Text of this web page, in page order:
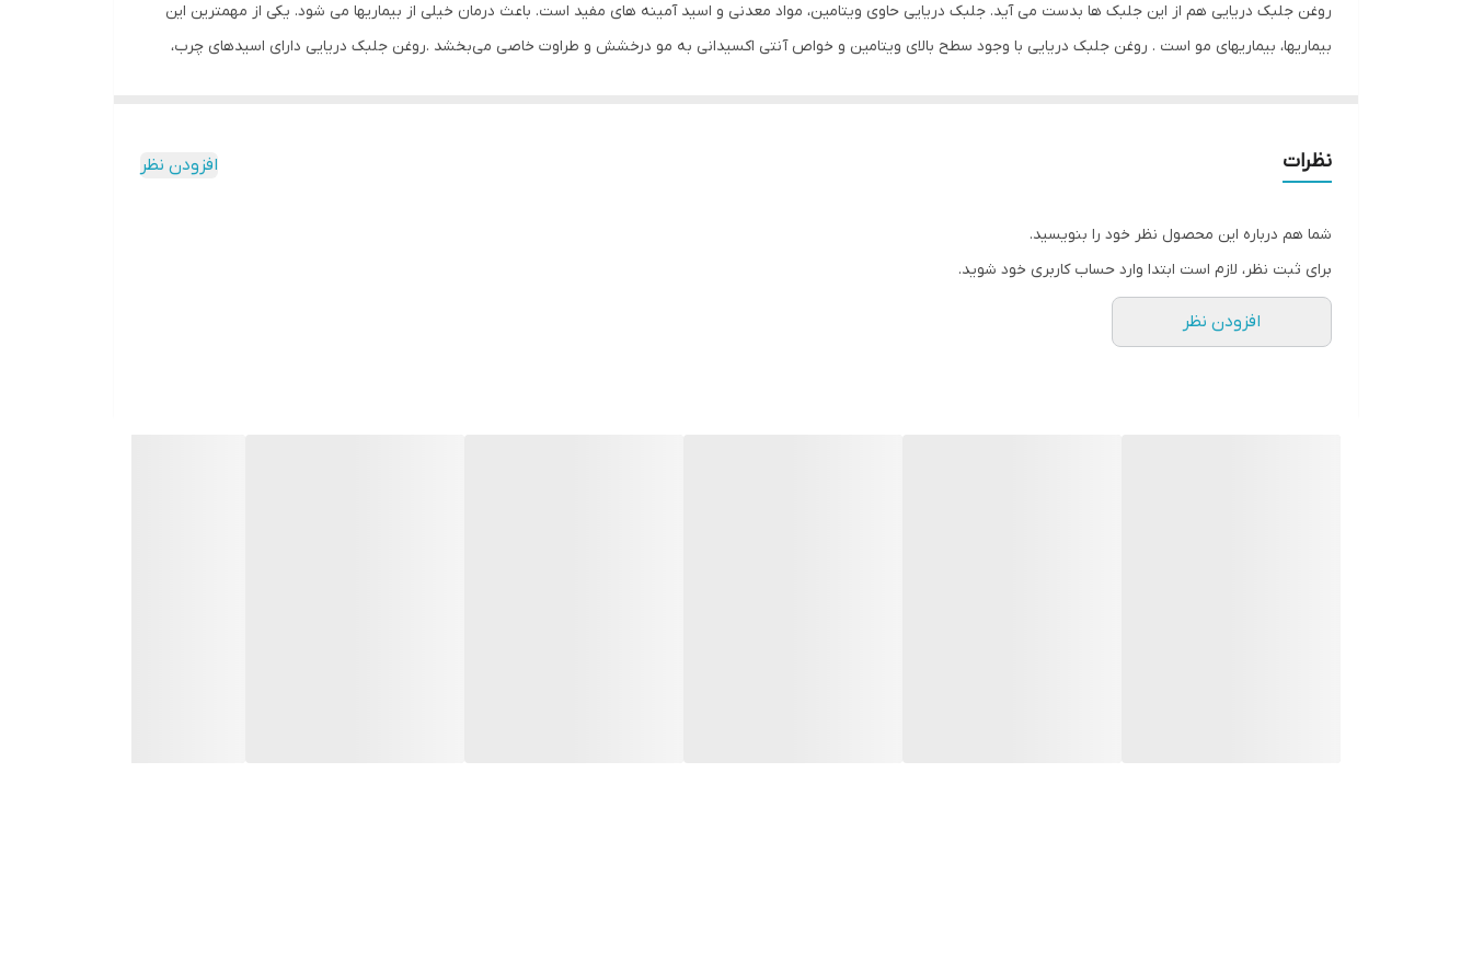
روغن جلبک دریایی هم از این جلبک ها بدست می آید. جلبک دریایی حاوی ویتامین، مواد معدنی و اسید آمینه های مفید است. باعث درمان خیلی از بیماریها می شود. یکی از مهمترین این
بیماریها، بیماریهای مو است . روغن‌ جلبک دریایی با وجود سطح بالای ویتامین و خواص آنتی اکسیدانی به مو درخشش و طراوت خاصی می‌بخشد .روغن جلبک دریایی دارای اسیدهای چرب،
آنتی‌اکسیدانی به مو درخشش‌ خاصی می‌بخشد و باعث افزایش گردش خون موضعی در پوست و ریشه مو می شود ، که باعث تحریک رشد ریشه مو و ابرو و مژه و ریش وسبیل می شود و از
ریزش مو و ابرو و مژه و ریش وسبیل جلوگیری می کند و تقویت کننده موثر است .
نظرات افزودن نظر
شما هم درباره این محصول نظر خود را بنویسید.
برای ثبت نظر، لازم است ابتدا وارد حساب کاربری خود شوید.
افزودن نظر